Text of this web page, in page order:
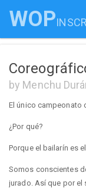
WOP
by Menchu
El único campeonato
¿Por qué?
Porque el bailarín es
Somos conscientes
jurado. Así que por el